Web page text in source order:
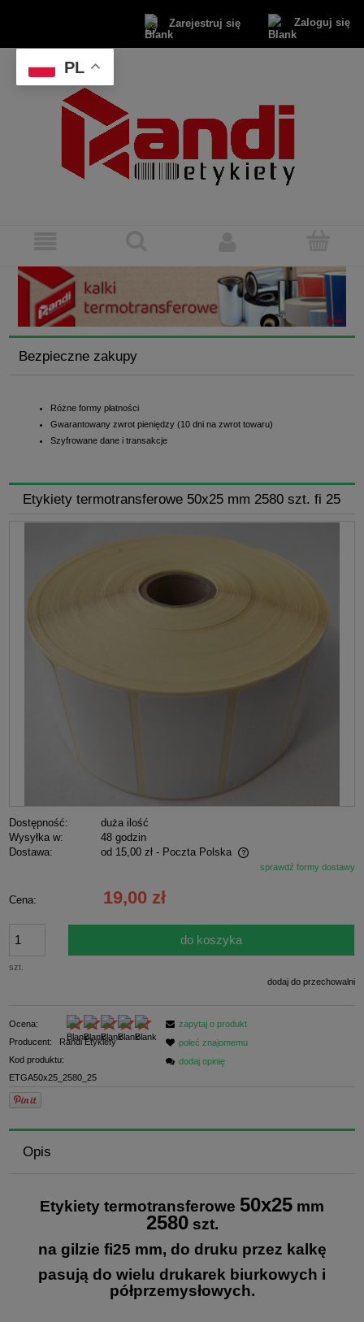
Zarejestruj się Zaloguj się
Bezpieczne zakupy
Różne formy płatności
Gwarantowany zwrot pieniędzy (10 dni na zwrot towaru)
Szyfrowane dane i transakcje
Etykiety termotransferowe 50x25 mm 2580 szt. fi 25
Dostępność:
duża ilość
Wysyłka w:
48 godzin
Dostawa:
od 15,00 zł - Poczta Polska
Cena nie zawiera ewentualnych kosztów płatnościsprawdź formy dostawy
Cena: 19,00 zł
szt.
do koszyka
dodaj do przechowalni
Ocena:
Producent:
Randi Etykiety
Kod produktu:
ETGA50x25_2580_25
zapytaj o produkt
poleć znajomemu
dodaj opinię
Opis
Etykiety termotransferowe 50x25 mm
2580szt.
na gilzie fi25 mm, do druku przez kalkę
pasują do wielu drukarek biurkowych i
półprzemysłowych.
PL